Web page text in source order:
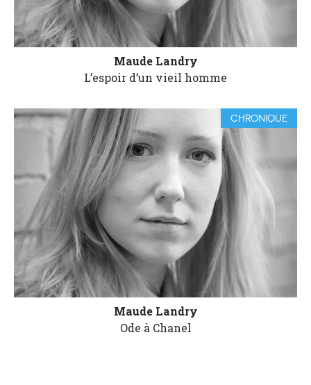
Maude Landry
L’espoir d’un vieil homme
CHRONIQUE
Maude Landry
Ode à Chanel